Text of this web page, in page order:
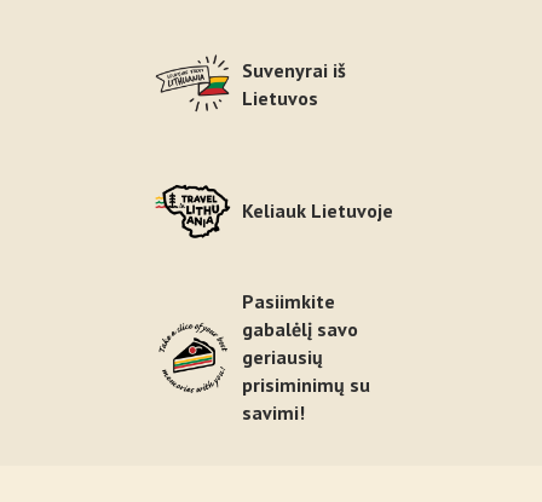
Suvenyrai iš
Lietuvos
Keliauk Lietuvoje
Pasiimkite
gabalėlį savo
geriausių
prisiminimų su
savimi!